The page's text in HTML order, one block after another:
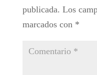
publicada. Los
marcados con *